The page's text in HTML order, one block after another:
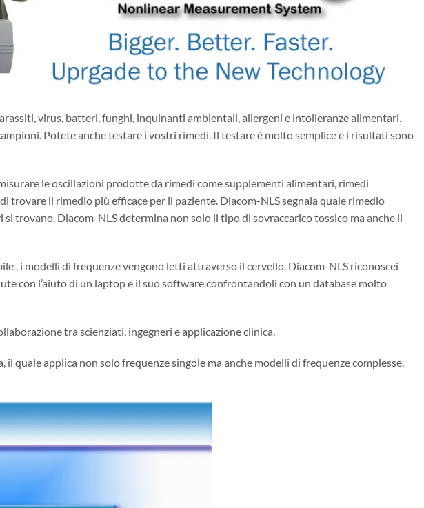
virus, batteri, funghi, inquinanti ambientali, allergeni e intolleranze alimentari.
Potete anche testare i vostri rimedi. Il testare è molto semplice e i risultati sono
le oscillazioni prodotte da rimedi come supplementi alimentari, rimedi
trovare il rimedio più efficace per il paziente. Diacom-NLS segnala quale rimedio
trovano. Diacom-NLS determina non solo il tipo di sovraccarico tossico ma anche il
, i modelli di frequenze vengono letti attraverso il cervello. Diacom-NLS riconoscei
con l’aiuto di un laptop e il suo software confrontandoli con un database molto
tra scienziati, ingegneri e applicazione clinica.
quale applica non solo frequenze singole ma anche modelli di frequenze complesse,